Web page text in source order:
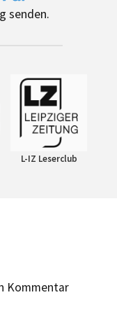
senden.
L-IZ Leserclub
Kommentar